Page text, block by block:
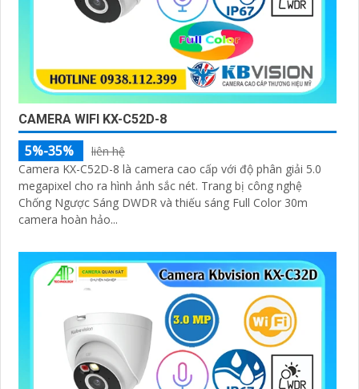
CAMERA WIFI KX-C52D-8
5%-35%
liên hệ
Camera KX-C52D-8 là camera cao cấp với độ phân giải 5.0
megapixel cho ra hình ảnh sắc nét. Trang bị công nghệ
Chống Ngược Sáng DWDR và thiếu sáng Full Color 30m
camera hoàn hảo...